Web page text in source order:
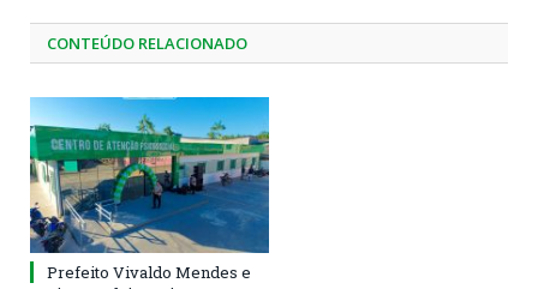
CONTEÚDO RELACIONADO
Prefeito Vivaldo Mendes e